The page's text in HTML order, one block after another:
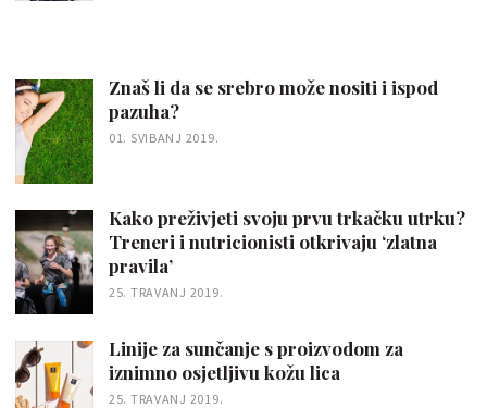
Znaš li da se srebro može nositi i ispod
pazuha?
01. SVIBANJ 2019.
Kako preživjeti svoju prvu trkačku utrku?
Treneri i nutricionisti otkrivaju ‘zlatna
pravila’
25. TRAVANJ 2019.
Linije za sunčanje s proizvodom za
iznimno osjetljivu kožu lica
25. TRAVANJ 2019.